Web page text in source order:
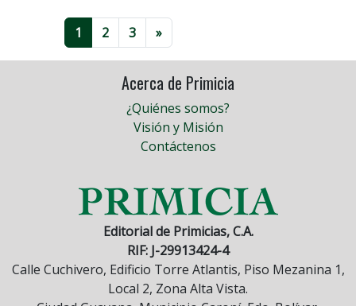
1 2 3 »
Acerca de Primicia
¿Quiénes somos?
Visión y Misión
Contáctenos
Editorial de Primicias, C.A.
RIF: J-29913424-4
Calle Cuchivero, Edificio Torre Atlantis, Piso Mezanina 1,
Local 2, Zona Alta Vista.